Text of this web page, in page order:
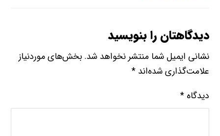
دیدگاهتان را بنویسید
نشانی ایمیل شما منتشر نخواهد شد. بخش‌های موردنیاز
علامت‌گذاری شده‌اند*
دیدگاه*